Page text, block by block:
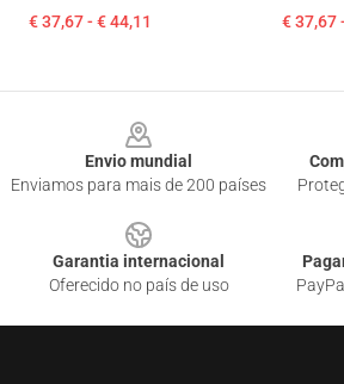
€ 37,67 - € 44,11 € 37,67
Envio mundial
Enviamos para mais de 200 países
Garantia internacional
Oferecido no país de uso